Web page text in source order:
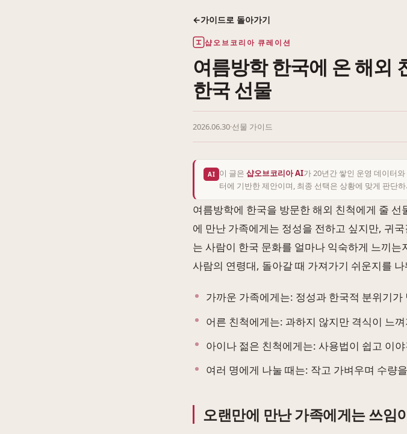
←가이드로 돌아가기
샵오브코리아 큐레이션
여름방학 한국에 온 해외
한국 선물
2026.06.30·선물 가이드
AI 이 글은샵오브코리아 AI가 20년간 쌓인 운영 데이터
터에 기반한 제안이며, 최종 선택은 상황에 맞게 판단
여름방학에 한국을 방문한 해외 친척에게 줄
에 만난 가족에게는 정성을 전하고 싶지만, 귀
는 사람이 한국 문화를 얼마나 익숙하게 느끼
사람의 연령대, 돌아갈 때 가져가기 쉬운지를
가까운 가족에게는: 정성과 한국적 분위기가
어른 친척에게는: 과하지 않지만 격식이 느
아이나 젊은 친척에게는: 사용법이 쉽고 이
여러 명에게 나눌 때는: 작고 가벼우며 수량
오랜만에 만난 가족에게는 쓰임